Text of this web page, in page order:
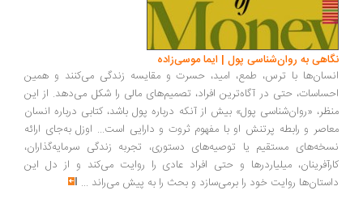
نگاهی به روان‌شناسی پول | ایما موسی‌زاده
انسان‌ها با ترس، طمع، امید، حسرت و مقایسه زندگی می‌کنند و همین
احساسات، حتی در آگاه‌ترین افراد، تصمیم‌های مالی را شکل می‌دهد. از این
منظر، «روان‌شناسی پول» بیش از آنکه درباره پول باشد، کتابی درباره انسان
معاصر و رابطه پرتنش او با مفهوم ثروت و دارایی است... اوزل به‌جای ارائه
نسخه‌های مستقیم یا توصیه‌های دستوری، تجربه زندگی سرمایه‌گذاران،
کارآفرینان، میلیاردرها و حتی افراد عادی را روایت می‌کند و از دل این
داستان‌ها روایت خود را برمی‌سازد و بحث را به پیش می‌راند ...